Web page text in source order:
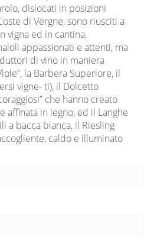
dislocati in posizioni
di Vergne, sono riusciti a
vigna ed in cantina,
appassionati e attenti, ma
di vino in maniera
la Barbera Superiore, il
vigne- ti), il Dolcetto
che hanno creato
affinata in legno, ed il Langhe
a bacca bianca, il Riesling
caldo e illuminato